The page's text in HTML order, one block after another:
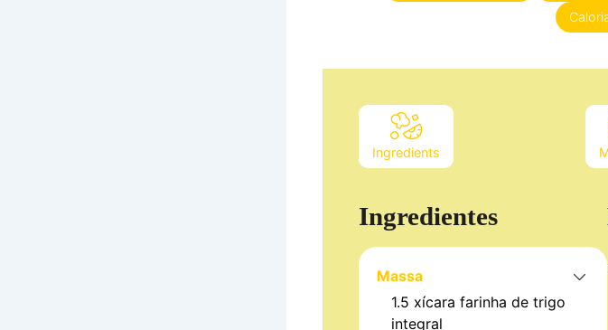
Ingredients
Ingredientes
Massa
1.5 xícara farinha de trigo
integral